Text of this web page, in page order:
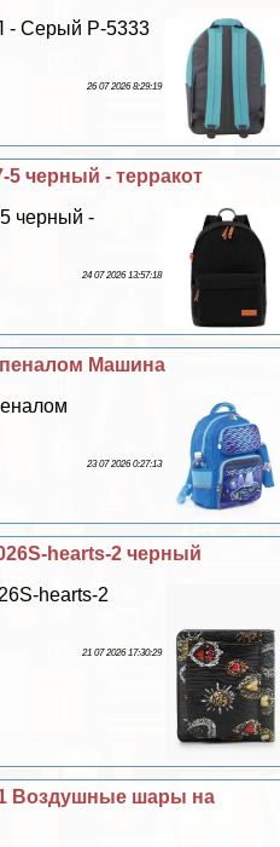
- Серый Р-5333
26 07 2026 8:29:19
5 черный - терpaкот
черный -
24 07 2026 13:57:18
Машина
23 07 2026 0:27:13
hearts-2 черный
hearts-2
21 07 2026 17:30:29
Воздушные шары на